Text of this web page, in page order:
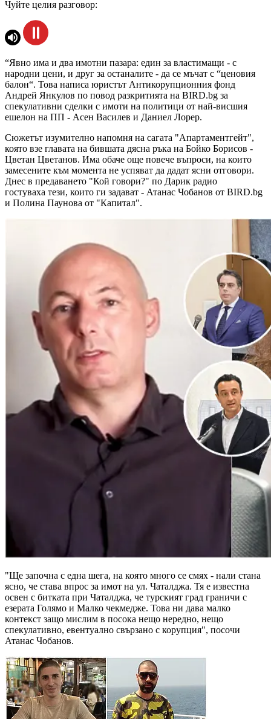
Чуйте целия разговор:
“Явно има и два имотни пазара: един за властимащи - с
народни цени, и друг за останалите - да се мъчат с “ценовия
балон“. Това написа юристът Антикорупционния фонд
Андрей Янкулов по повод разкритията на BIRD.bg за
спекулативни сделки с имоти на политици от най-висшия
ешелон на ПП - Асен Василев и Даниел Лорер.
Сюжетът изумително напомня на сагата "Апартаментгейт",
която взе главата на бившата дясна ръка на Бойко Борисов -
Цветан Цветанов. Има обаче още повече въпроси, на които
замесените към момента не успяват да дадат ясни отговори.
Днес в предаването "Кой говори?" по Дарик радио
гостуваха тези, които ги задават - Атанас Чобанов от BIRD.bg
и Полина Паунова от "Капитал".
"Ще започна с една шега, на която много се смях - нали стана
ясно, че става впрос за имот на ул. Чаталджа. Тя е известна
освен с битката при Чаталджа, че турският град граничи с
езерата Голямо и Малко чекмедже. Това ни дава малко
контекст защо мислим в посока нещо нередно, нещо
спекулативно, евентуално свързано с корупция", посочи
Атанас Чобанов.